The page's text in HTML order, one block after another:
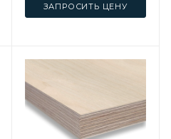
ЗАПРОСИТЬ ЦЕНУ